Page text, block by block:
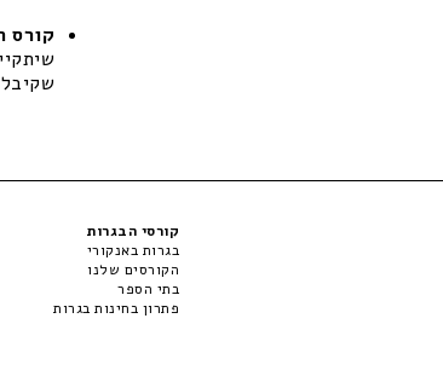
קורס
קורסי הבגרות
בגרות באנקורי
הקורסים שלנו
בתי הספר
פתרון בחינות בגרות